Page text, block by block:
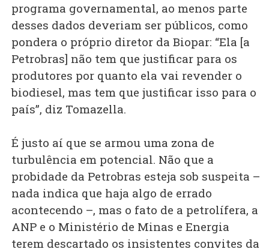
programa governamental, ao menos parte
desses dados deveriam ser públicos, como
pondera o próprio diretor da Biopar: “Ela [a
Petrobras] não tem que justificar para os
produtores por quanto ela vai revender o
biodiesel, mas tem que justificar isso para o
país”, diz Tomazella.
É justo aí que se armou uma zona de
turbulência em potencial. Não que a
probidade da Petrobras esteja sob suspeita –
nada indica que haja algo de errado
acontecendo –, mas o fato de a petrolífera, a
ANP e o Ministério de Minas e Energia
terem descartado os insistentes convites da